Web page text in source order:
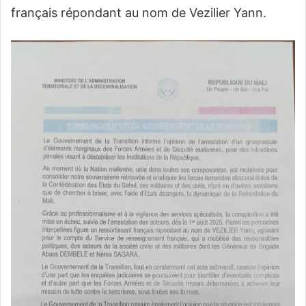
français répondant au nom de Vezilier Yann.